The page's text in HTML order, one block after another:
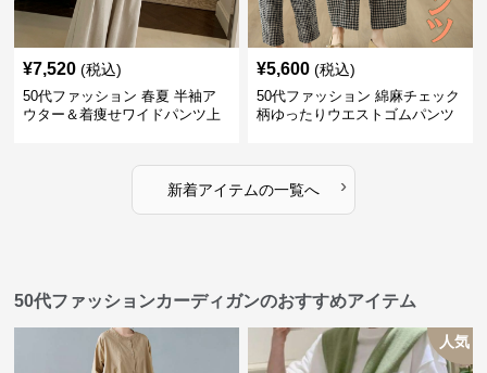
¥7,520 (税込)
50代ファッション 春夏 半袖ア
ウター＆着痩せワイドパンツ上
¥5,600 (税込)
50代ファッション 綿麻チェック
柄ゆったりウエストゴムパンツ
新着アイテムの一覧へ ›
50代ファッションカーディガンのおすすめアイテム
人気